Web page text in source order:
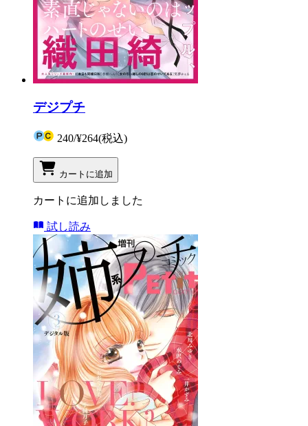
デジプチ
240/¥264(税込)
カートに追加
カートに追加しました
試し読み